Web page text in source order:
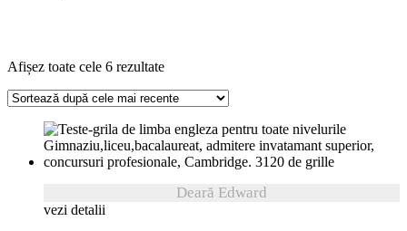
Afișez toate cele 6 rezultateSortat
cele
recente
Deară Edward
vezi detalii